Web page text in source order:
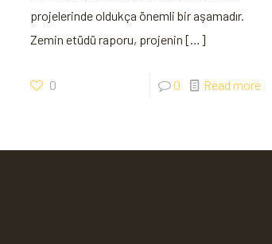
projelerinde oldukça önemli bir aşamadır.
Zemin etüdü raporu, projenin […]
0 0 Read more